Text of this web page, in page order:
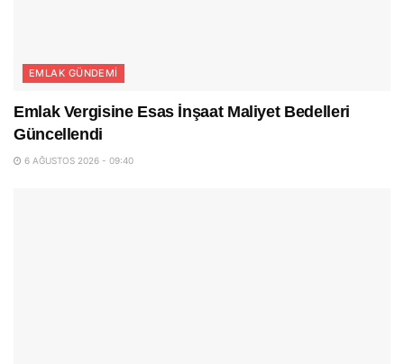
EMLAK GÜNDEMI
Emlak Vergisine Esas İnşaat Maliyet Bedelleri
Güncellendi
6 AĞUSTOS 2026 - 09:40